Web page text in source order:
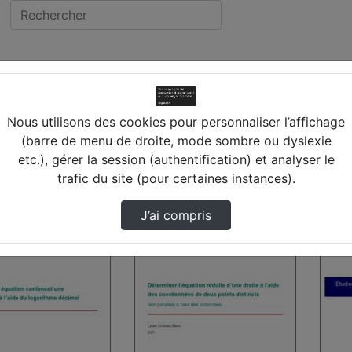
SUR LOING
CHATEAU BLANC
Nous utilisons des cookies pour personnaliser l’affichage
(barre de menu de droite, mode sombre ou dyslexie
etc.), gérer la session (authentification) et analyser le
trafic du site (pour certaines instances).
J’ai compris